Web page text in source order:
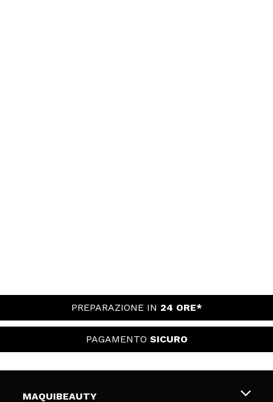
PREPARAZIONE IN 24 ORE*
PAGAMENTO SICURO
MAQUIBEAUTY